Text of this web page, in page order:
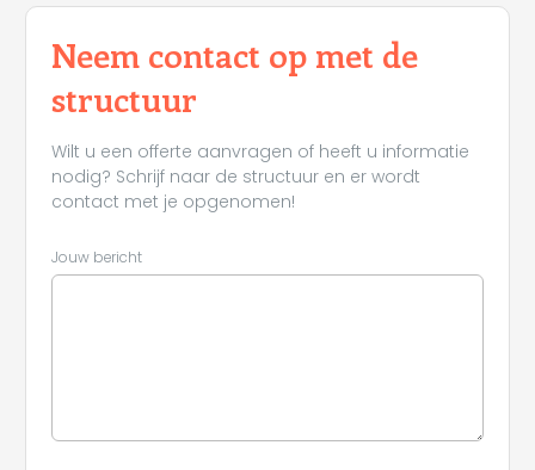
Neem contact op met de
structuur
Wilt u een offerte aanvragen of heeft u informatie
nodig? Schrijf naar de structuur en er wordt
contact met je opgenomen!
Jouw bericht